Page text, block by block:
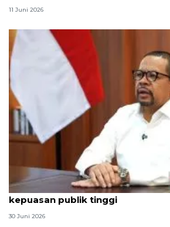
11 Juni 2026
Qodari: Pemerintah tak puas diri
kepuasan publik tinggi
30 Juni 2026